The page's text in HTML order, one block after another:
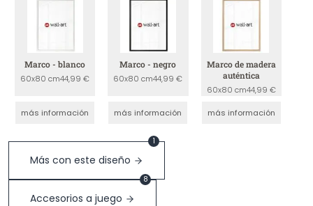
Marco - blanco
60x80 cm44,99 €
más información
Marco - negro
60x80 cm44,99 €
más información
Marco de madera
auténtica
60x80 cm44,99 €
más información
Más con este diseño
1
Accesorios a juego
8